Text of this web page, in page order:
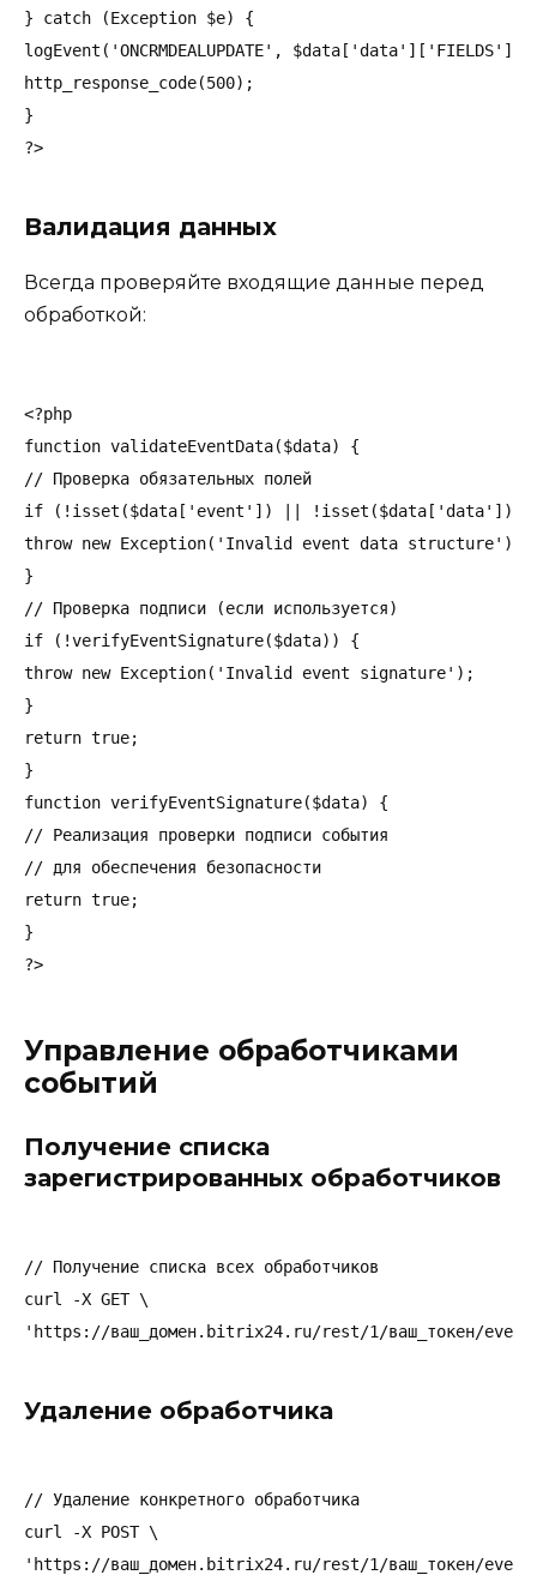
} catch (Exception $e) {
logEvent('ONCRMDEALUPDATE',
http_response_code(500);
}
Валидация данных
Всегда проверяйте входящие данные перед
обработкой:
<?php
function validateEventData($data) {
// Проверка обязательных полей
if (!isset($data['event']) || !isset($data['data']))
throw new Exception('Invalid event data structure');
}
// Проверка подписи (если используется)
if (!verifyEventSignature($data)) {
throw new Exception('Invalid event signature');
}
return true;
}
function verifyEventSignature($data) {
// Реализация проверки подписи события
// для обеспечения безопасности
return true;
}
Управление обработчиками
событий
Получение списка
зарегистрированных обработчиков
// Получение списка всех обработчиков
curl -X GET \
Удаление обработчика
// Удаление конкретного обработчика
curl -X POST \
'https://ваш_домен.bitrix24.ru/rest/1/ваш_токен/